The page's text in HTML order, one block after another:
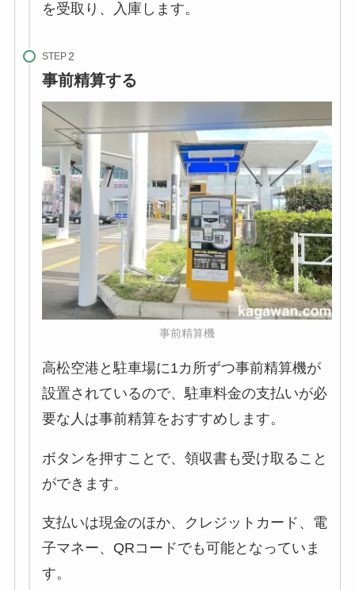
を受取り、入庫します。
STEP
事前精算する
事前精算機
高松空港と駐車場に1カ所ずつ事前精算機が
設置されているので、駐車料金の支払いが必
要な人は事前精算をおすすめします。
ボタンを押すことで、領収書も受け取ること
ができます。
支払いは現金のほか、クレジットカード、電
子マネー、QRコードでも可能となっていま
す。